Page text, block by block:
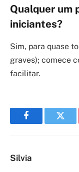
Qualquer um
iniciantes?
Sim, para quase
graves); comece
facilitar.
Facebook
Silvia